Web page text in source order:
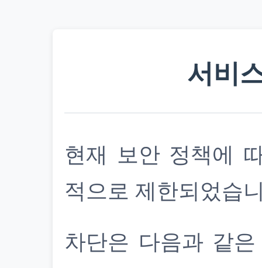
서비
현재 보안 정책에
적으로 제한되었습
차단은 다음과 같